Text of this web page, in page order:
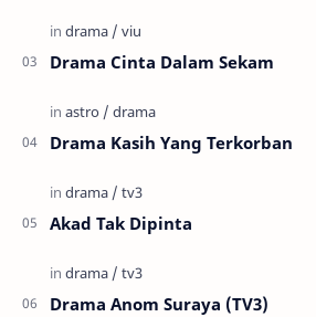
Drama Cinta Dalam Sekam
Drama Kasih Yang Terkorban
Akad Tak Dipinta
Drama Anom Suraya (TV3)